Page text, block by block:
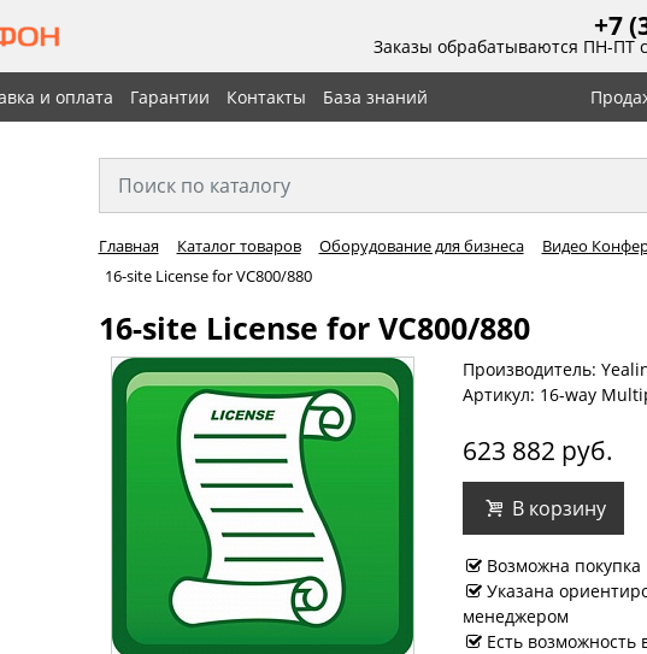
+7
Заказы обрабатываются ПН-ПТ
и оплата Гарантии Контакты База знаний
Главная Каталог товаров Оборудование для бизнеса Видео
16-site License for VC800/880
16-site License for VC800/880
Производитель:
Артикул: 16-way
623 882 руб.
В корзину
Возможна покупка
Указана
менеджером
Есть возможность